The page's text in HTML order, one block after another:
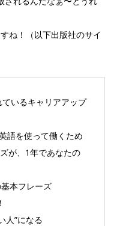
ね！（以下出版社のサイ
ているキャリアアップ
語を使って働くため
が、1年であなたの
本フレーズ
”になる